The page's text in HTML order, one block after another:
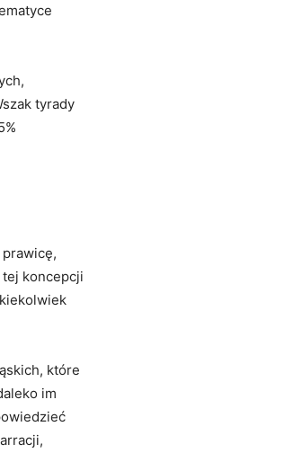
tyrady
koncepcji
które
im